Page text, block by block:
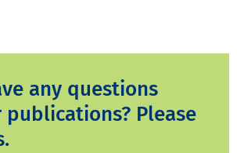
any questions
Please